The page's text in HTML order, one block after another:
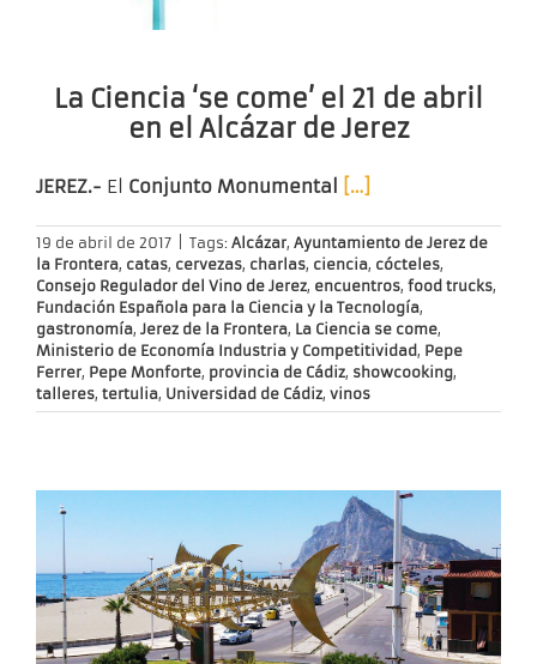
La Ciencia ‘se come’ el 21 de abril
en el Alcázar de Jerez
JEREZ.- El Conjunto Monumental […]
19 de abril de 2017 Tags: Alcázar, Ayuntamiento de Jerez de
la Frontera, catas, cervezas, charlas, ciencia, cócteles,
Consejo Regulador del Vino de Jerez, encuentros, food trucks,
Fundación Española para la Ciencia y la Tecnología,
gastronomía, Jerez de la Frontera, La Ciencia se come,
Ministerio de Economía Industria y Competitividad, Pepe
Ferrer, Pepe Monforte, provincia de Cádiz, showcooking,
talleres, tertulia, Universidad de Cádiz, vinos